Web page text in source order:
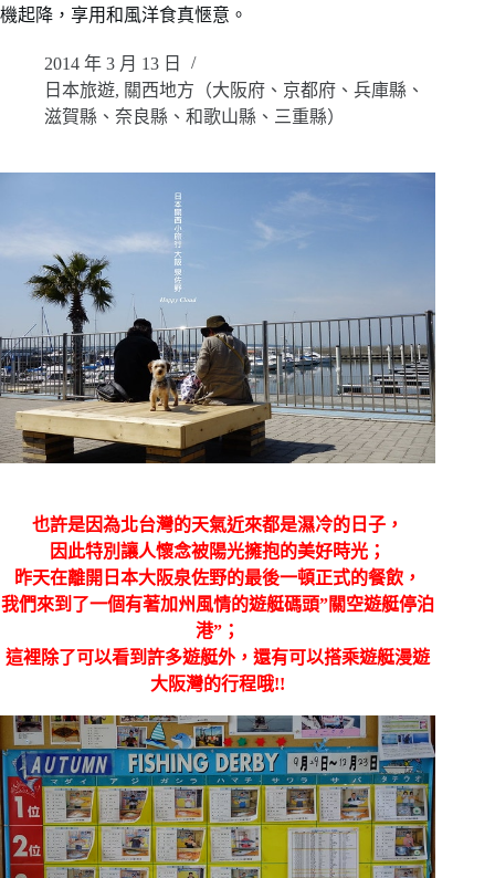
機起降，享用和風洋食真愜意。
2014 年 3 月 13 日
日本旅遊, 關西地方（大阪府、京都府、兵庫縣、
滋賀縣、奈良縣、和歌山縣、三重縣）
也許是因為北台灣的天氣近來都是濕冷的日子，
因此特別讓人懷念被陽光擁抱的美好時光；
昨天在離開日本大阪泉佐野的最後一頓正式的餐飲，
我們來到了一個有著加州風情的遊艇碼頭”關空遊艇停泊
港”；
這裡除了可以看到許多遊艇外，還有可以搭乘遊艇漫遊
大阪灣的行程哦!!